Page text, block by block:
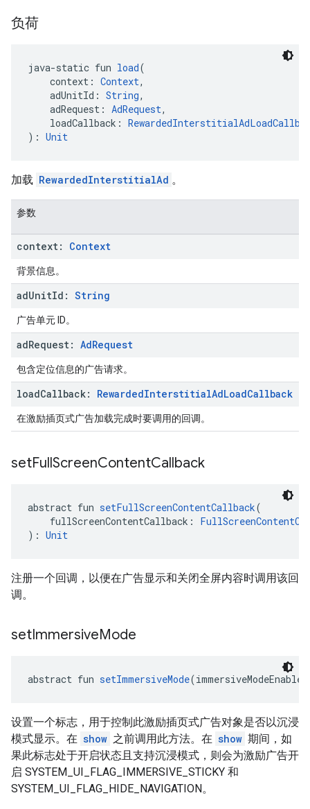
负荷
java-static fun load(
context: Context,
adUnitId: String,
adRequest: AdRequest,
loadCallback:
): Unit
加载 RewardedInterstitialAd 。
参数
context: Context
背景信息。
adUnitId: String
广告单元 ID。
adRequest: AdRequest
包含定位信息的广告请求。
loadCallback: RewardedInterstitialAdLoadCallback
在激励插页式广告加载完成时要调用的回调。
setFullScreenContentCallback
abstract fun setFullScreenContentCallback(
fullScreenContentCallback:
): Unit
注册一个回调，以便在广告显示和关闭全屏内容时调用该回
调。
setImmersiveMode
abstract fun setImmersiveMode
设置一个标志，用于控制此激励插页式广告对象是否以沉浸
模式显示。在 show 之前调用此方法。在 show 期间，如
果此标志处于开启状态且支持沉浸模式，则会为激励广告开
启 SYSTEM_UI_FLAG_IMMERSIVE_STICKY 和
SYSTEM_UI_FLAG_HIDE_NAVIGATION。